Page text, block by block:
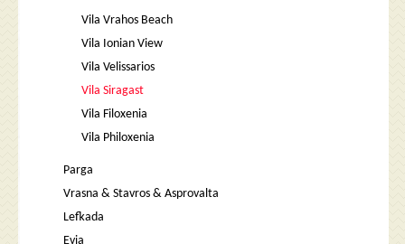
Vila Vrahos Beach
Vila Ionian View
Vila Velissarios
Vila Siragast
Vila Filoxenia
Vila Philoxenia
Parga
Vrasna & Stavros & Asprovalta
Lefkada
Evia